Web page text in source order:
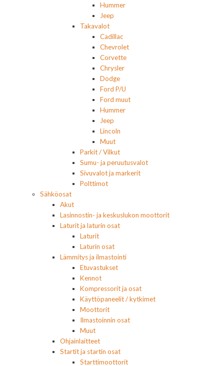
Hummer
Jeep
Takavalot
Cadillac
Chevrolet
Corvette
Chrysler
Dodge
Ford P/U
Ford muut
Hummer
Jeep
Lincoln
Muut
Parkit / Vilkut
Sumu- ja peruutusvalot
Sivuvalot ja markerit
Polttimot
Sähköosat
Akut
Lasinnostin- ja keskuslukon moottorit
Laturit ja laturin osat
Laturit
Laturin osat
Lämmitys ja ilmastointi
Etuvastukset
Kennot
Kompressorit ja osat
Käyttöpaneelit / kytkimet
Moottorit
Ilmastoinnin osat
Muut
Ohjainlaitteet
Startit ja startin osat
Starttimoottorit